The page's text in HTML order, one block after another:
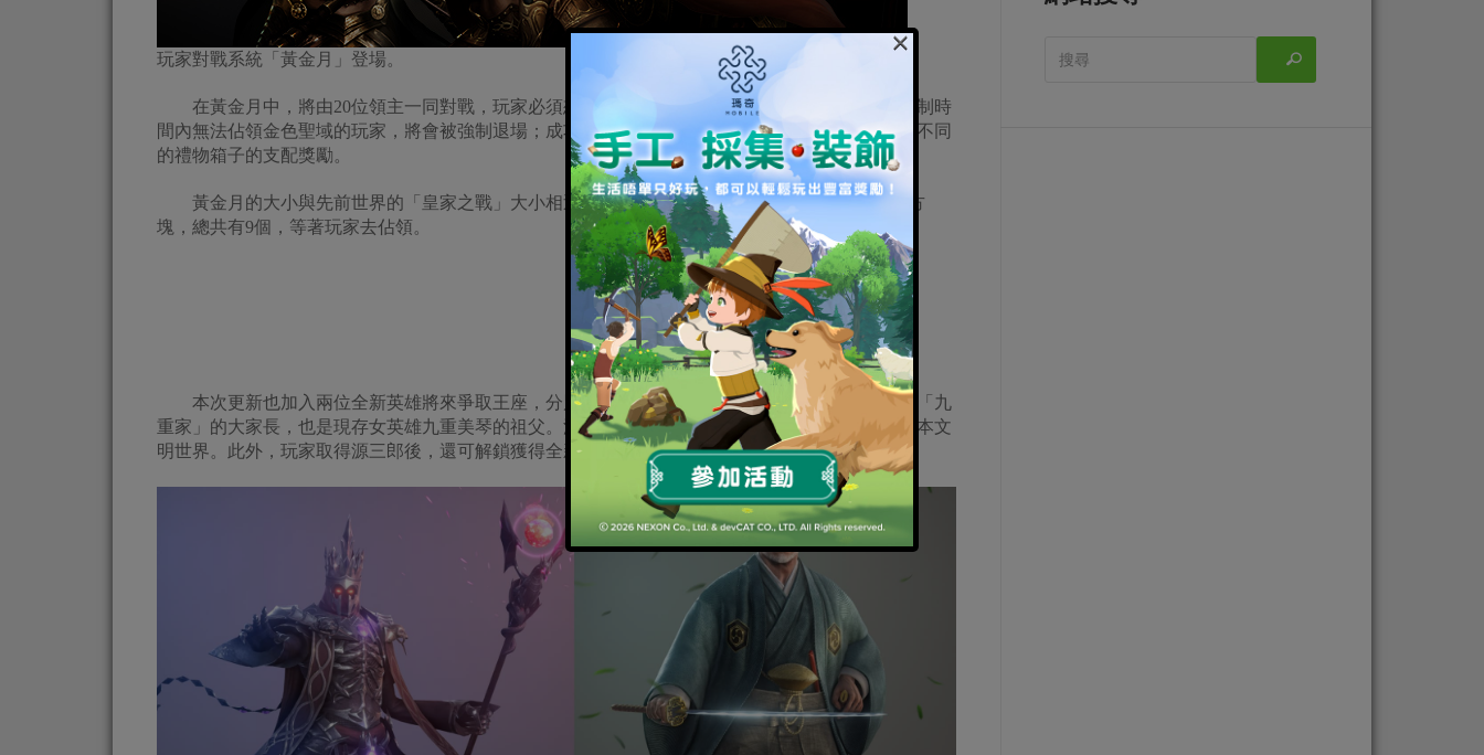
玩家對戰系統「黃金月」登場。
在黃金月中，將由20位領主一同對戰，玩家必須想辦法在限制時間內佔領「金色聖域」。在限制時
間內無法佔領金色聖域的玩家，將會被強制退場；成功佔領金色聖域的玩家，依照聖域等級將獲得不同
的禮物箱子的支配獎勵。
黃金月的大小與先前世界的「皇家之戰」大小相近，黃金月的核心建築物金色聖域大小是1個方
塊，總共有9個，等著玩家去佔領。
本次更新也加入兩位全新英雄將來爭取王座，分別是「無信者」及「九重源三郎」。源三郎是「九
重家」的大家長，也是現存女英雄九重美琴的祖父。源三郎的出現代表著鐵之王座世界也衍伸到日本文
明世界。此外，玩家取得源三郎後，還可解鎖獲得全新日本領主頭像。
×